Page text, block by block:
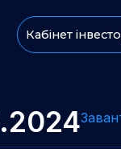
Кабінет